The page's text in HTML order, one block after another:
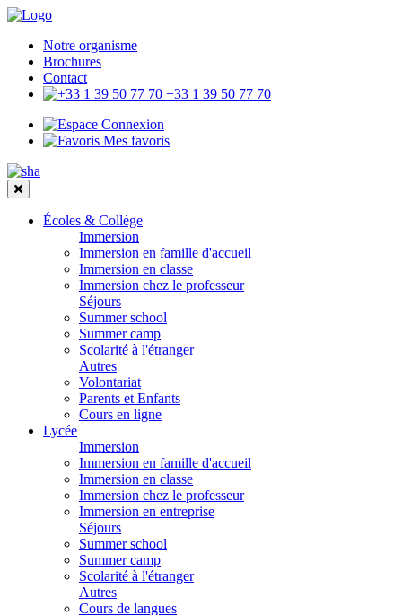
Notre organisme
Brochures
Contact
+33 1 39 50 77 70
Connexion
Mes favoris
Écoles & Collège
Immersion
Immersion en famille d'accueil
Immersion en classe
Immersion chez le professeur
Séjours
Summer school
Summer camp
Scolarité à l'étranger
Autres
Volontariat
Parents et Enfants
Cours en ligne
Lycée
Immersion
Immersion en famille d'accueil
Immersion en classe
Immersion chez le professeur
Immersion en entreprise
Séjours
Summer school
Summer camp
Scolarité à l'étranger
Autres
Cours de langues